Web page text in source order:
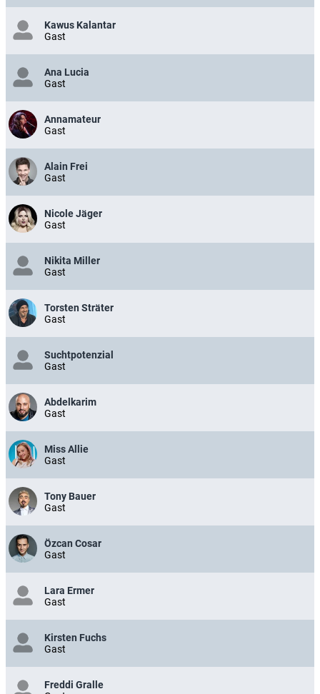
Kawus Kalantar
Gast
Ana Lucia
Gast
Annamateur
Gast
Alain Frei
Gast
Nicole Jäger
Gast
Nikita Miller
Gast
Torsten Sträter
Gast
Suchtpotenzial
Gast
Abdelkarim
Gast
Miss Allie
Gast
Tony Bauer
Gast
Özcan Cosar
Gast
Lara Ermer
Gast
Kirsten Fuchs
Gast
Freddi Gralle